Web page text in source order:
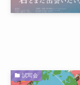
試写会